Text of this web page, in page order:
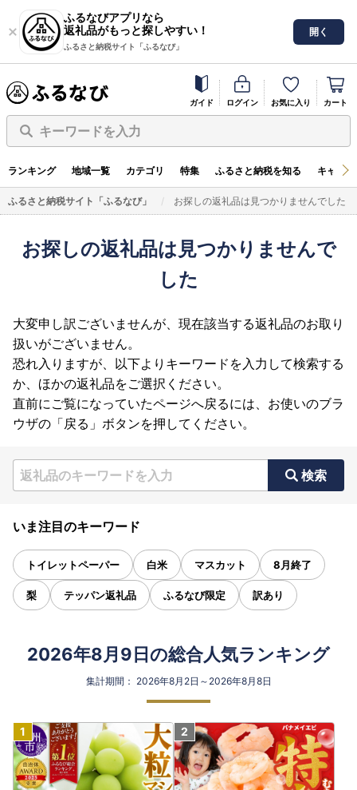
ふるなびアプリなら
返礼品がもっと探しやすい！
ふるさと納税サイト「ふるなび」
開く
ガイド ログイン お気に入り カート
キーワードを入力
ランキング 地域一覧 カテゴリ 特集 ふるさと納税を知る キャン
ふるさと納税サイト「ふるなび」 お探しの返礼品は見つかりませんでした
お探しの返礼品は見つかりませんで
した
大変申し訳ございませんが、現在該当する返礼品のお取り
扱いがございません。
恐れ入りますが、以下よりキーワードを入力して検索する
か、ほかの返礼品をご選択ください。
直前にご覧になっていたページへ戻るには、お使いのブラ
ウザの「戻る」ボタンを押してください。
検索
いま注目のキーワード
トイレットペーパー 白米 マスカット 8月終了
梨 テッパン返礼品 ふるなび限定 訳あり
2026年8月9日の総合人気ランキング
集計期間： 2026年8月2日～2026年8月8日